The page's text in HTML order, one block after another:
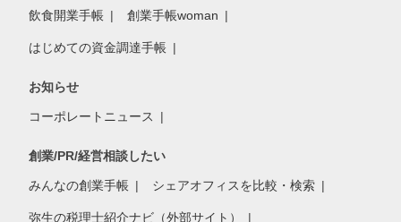
飲食開業手帳 創業手帳woman
はじめての資金調達手帳
お知らせ
コーポレートニュース
創業/PR/経営相談したい
みんなの創業手帳 シェアオフィスを比較・検索
弥生の税理士紹介ナビ（外部サイト）